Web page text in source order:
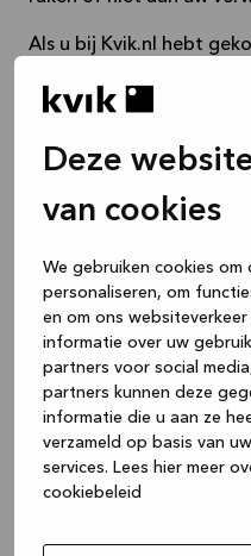
Deze
van cookies
We gebruiken cookies
personaliseren, om
en om ons
informatie over uw
partners voor social
partners kunnen deze
informatie die u aan ze
verzameld op basis van
services. Lees hier meer
cookiebeleid
Als u bij Kvik.nl hebt
klachtenformulier
Let op! Als u het
winkels hebt gekocht,
met de winkel.
Ik heb een defect
ik doen?
Ik mis een of meer
Ik heb het verkeerde